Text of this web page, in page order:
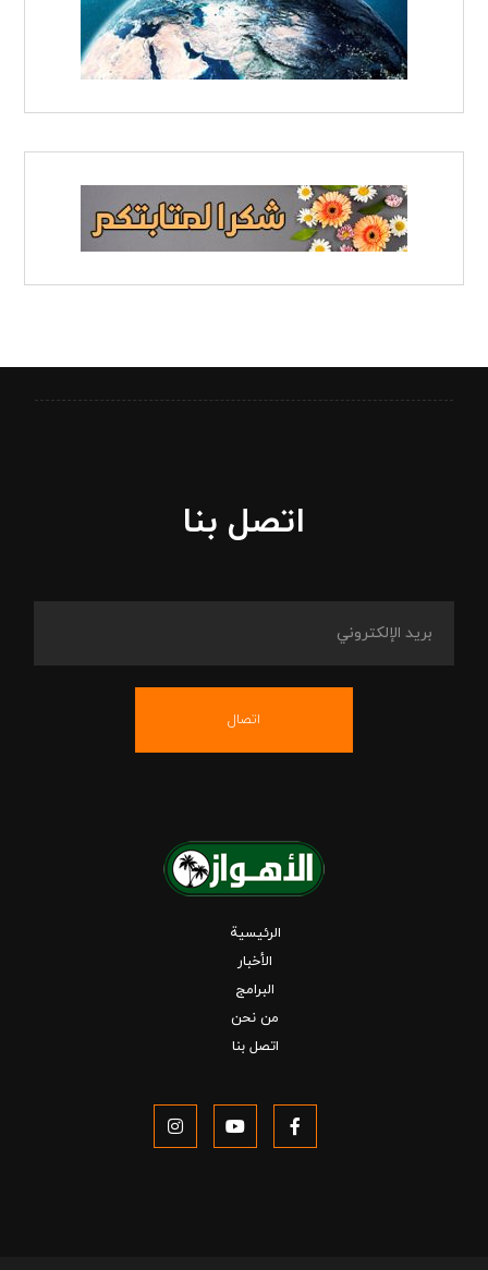
اتصل بنا
اتصال
الرئيسية
الأخبار
البرامج
من نحن
اتصل بنا